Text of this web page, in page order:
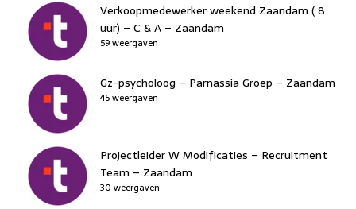
Verkoopmedewerker weekend Zaandam ( 8
uur) – C & A – Zaandam
59 weergaven
Gz-psycholoog – Parnassia Groep – Zaandam
45 weergaven
Projectleider W Modificaties – Recruitment
Team – Zaandam
30 weergaven